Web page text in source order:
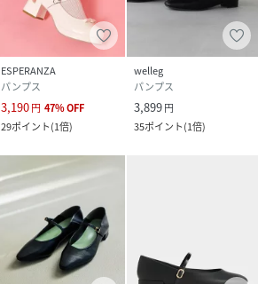
ESPERANZA
パンプス
3,190円 47%OFF
29ポイント(1倍)
welleg
パンプス
3,899円
35ポイント(1倍)